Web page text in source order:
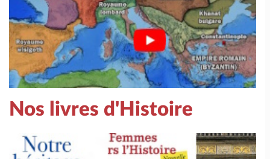
Nos livres d'Histoire